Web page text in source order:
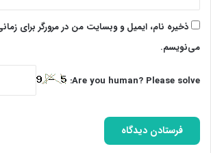
سرود پایانی محرم ۱۴۰۱ مهدی
اجرای سرود در برنامه عصر جدید
ذخیره نام، ایمیل و وبسایت من در مرورگر برای
می‌نویسم.
Are you human? Please solve: